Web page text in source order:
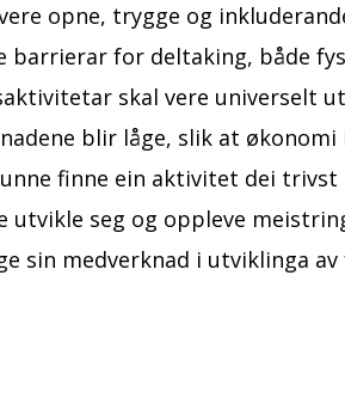
opne, trygge og
barrierar for deltaking, både
skal vere universelt
blir låge, slik at
finne ein aktivitet dei trivst
utvikle seg og oppleve
sin medverknad i utviklinga